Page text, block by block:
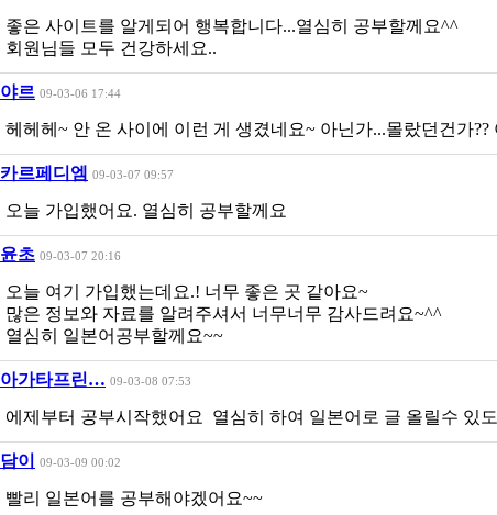
좋은 사이트를 알게되어 행복합니다...열심히 공부할께요^^
회원님들 모두 건강하세요..
야르 09-03-06 17:44
헤헤헤~ 안 온 사이에 이런 게 생겼네요~ 아닌가...몰랐던건가
카르페디엠 09-03-07 09:57
오늘 가입했어요. 열심히 공부할께요
윤초 09-03-07 20:16
오늘 여기 가입했는데요.! 너무 좋은 곳 같아요~
많은 정보와 자료를 알려주셔서 너무너무 감사드려요~^^
열심히 일본어공부할께요~~
아가타프린… 09-03-08 07:53
에제부터 공부시작했어요 열심히 하여 일본어로 글 올릴수 있
담이 09-03-09 00:02
빨리 일본어를 공부해야겠어요~~